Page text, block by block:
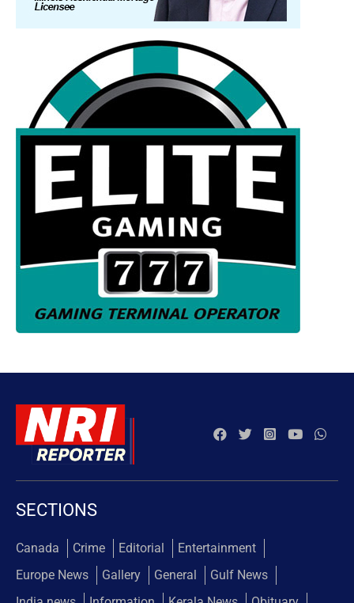
SECTIONS
Canada Crime Editorial
Entertainment
Europe News
Gallery General
Gulf News